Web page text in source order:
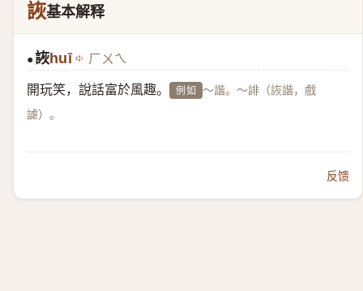
詼基本解释
●詼huī ㄏㄨㄟ
開玩笑，說話富於風趣。 例如 ～諧。～誹（詼諧，戲
謔）。
反馈